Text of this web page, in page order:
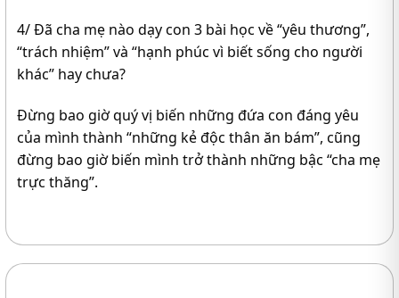
4/ Đã cha mẹ nào dạy con 3 bài học về “yêu thương”,
“trách nhiệm” và “hạnh phúc vì biết sống cho người
khác” hay chưa?
Đừng bao giờ quý vị biến những đứa con đáng yêu
của mình thành “những kẻ độc thân ăn bám”, cũng
đừng bao giờ biến mình trở thành những bậc “cha mẹ
trực thăng”.